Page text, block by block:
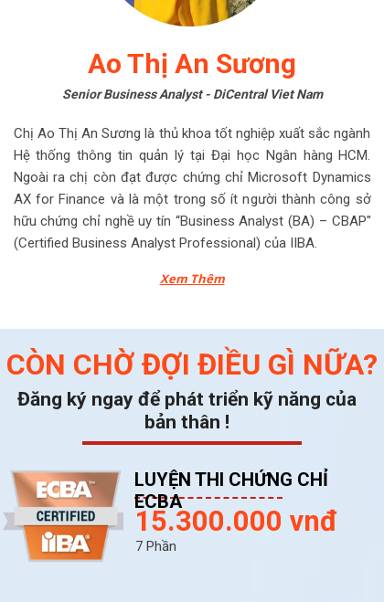
Xem Thêm
Ao Thị An Sương
Senior Business Analyst - DiCentral Viet Nam
Chị Ao Thị An Sương là thủ khoa tốt nghiệp xuất sắc ngành
Hệ thống thông tin quản lý tại Đại học Ngân hàng HCM.
Ngoài ra chị còn đạt được chứng chỉ Microsoft Dynamics
AX for Finance và là một trong số ít người thành công sở
hữu chứng chỉ nghề uy tín “Business Analyst (BA) – CBAP"
(Certified Business Analyst Professional) của IIBA.
Đăng ký ngay để phát triển kỹ năng của
bản thân !
CÒN CHỜ ĐỢI ĐIỀU GÌ NỮA?
15.300.000 vnđ
LUYỆN THI CHỨNG CHỈ
ECBA
7 Phần